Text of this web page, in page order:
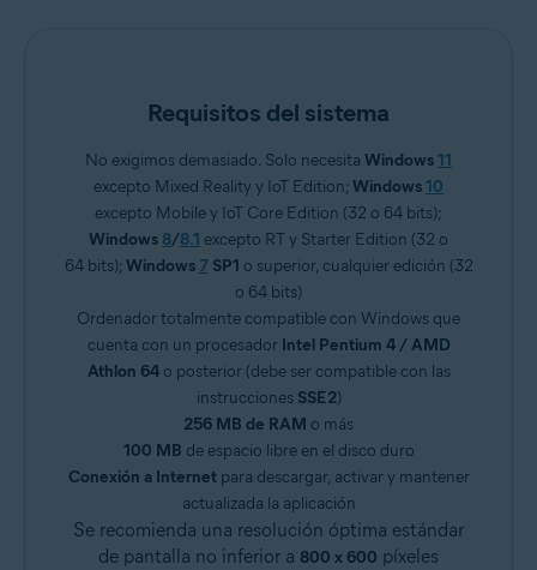
Requisitos del sistema
No exigimos demasiado. Solo necesita Windows11
excepto Mixed Reality y IoT Edition; Windows10
excepto Mobile y IoT Core Edition (32 o 64 bits);
Windows 8/8.1 excepto RT y Starter Edition (32 o
64 bits); Windows 7SP1 o superior, cualquier edición (32
o 64 bits)
Ordenador totalmente compatible con Windows que
cuenta con un procesador Intel Pentium 4 / AMD
Athlon 64o posterior (debe ser compatible con las
instrucciones SSE2)
256 MB de RAM o más
100 MB de espacio libre en el disco duro
Conexión a Internetpara descargar, activar y mantener
actualizada la aplicación
Se recomienda una resolución óptima estándar
de pantalla no inferior a 800 x 600 píxeles